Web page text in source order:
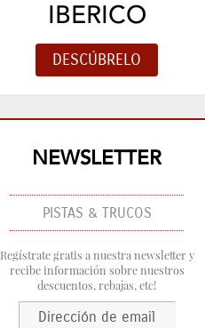
IBERICO
NEWSLETTER
PISTAS & TRUCOS
Regístrate gratis a nuestra newsletter y
recibe información sobre nuestros
descuentos, rebajas, etc!